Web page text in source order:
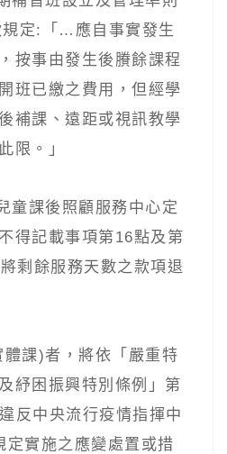
定:「…應自事實發生
按事由發生後賸餘課程
班已繳之費用，但經學
補課、遠距或視訊教學
限。」
童課後照顧服務中心定
得記載事項第16點及第
剩餘服務天數之款項退
課)者，將依「嚴重特
紓困振興特別條例」第
反中央流行疫情指揮中
定實施之應變處置或措